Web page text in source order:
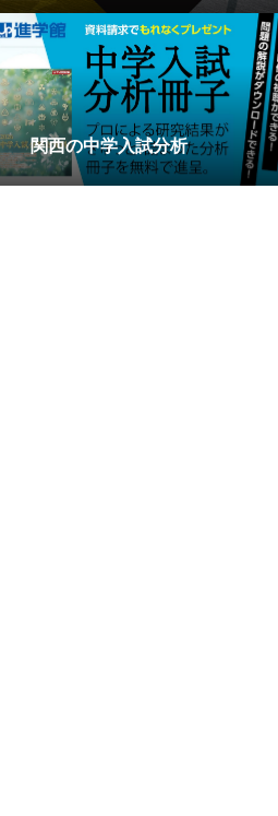
関西の中学入試分析